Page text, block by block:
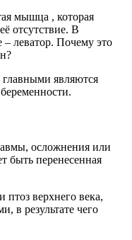
мышца , которая
отсутствие. В
леватор. Почему это
являются
осложнения или
перенесенная
птоз верхнего века,
в результате чего